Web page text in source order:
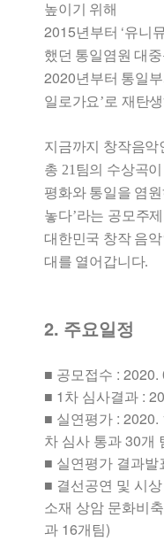
높이기 위해
2015년부터 ‘유니
했던 통일염원 대
2020년부터 통일
일로가요’ 로 재탄
지금까지 창작음
총 21 팀의 수상곡
평화와 통일을 염
놓다’라는 공모주
대한민국 창작 음악
대를 열어갑니다.
2. 주요일정
■ 공모접수 : 2020.
■ 1차 심사결과 :
■ 실연평가 : 2020.
차 심사 통과 30개
■ 실연평가 결과발
■ 결선공연 및 시
소재 상암 문화비
과 16개팀)